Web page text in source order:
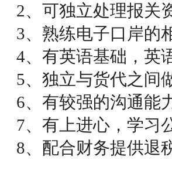
2、可独立处理报关
3、熟练电子口岸的
4、有英语基础，英
5、独立与货代之间
6、有较强的沟通能
7、有上进心，学习
8、配合财务提供退